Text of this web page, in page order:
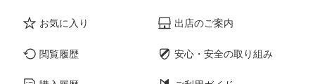
お気に入り
閲覧履歴
出店のご案内
安心・安全の取り組み